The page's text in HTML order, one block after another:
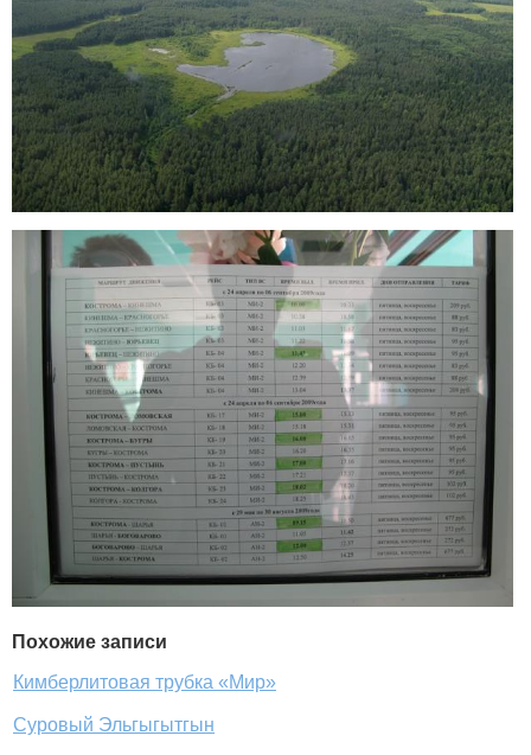
Похожие записи
Кимберлитовая трубка «Мир»
Суровый Эльгыгытгын